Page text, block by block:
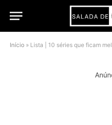
Início » Lista | 10 séries que ficam